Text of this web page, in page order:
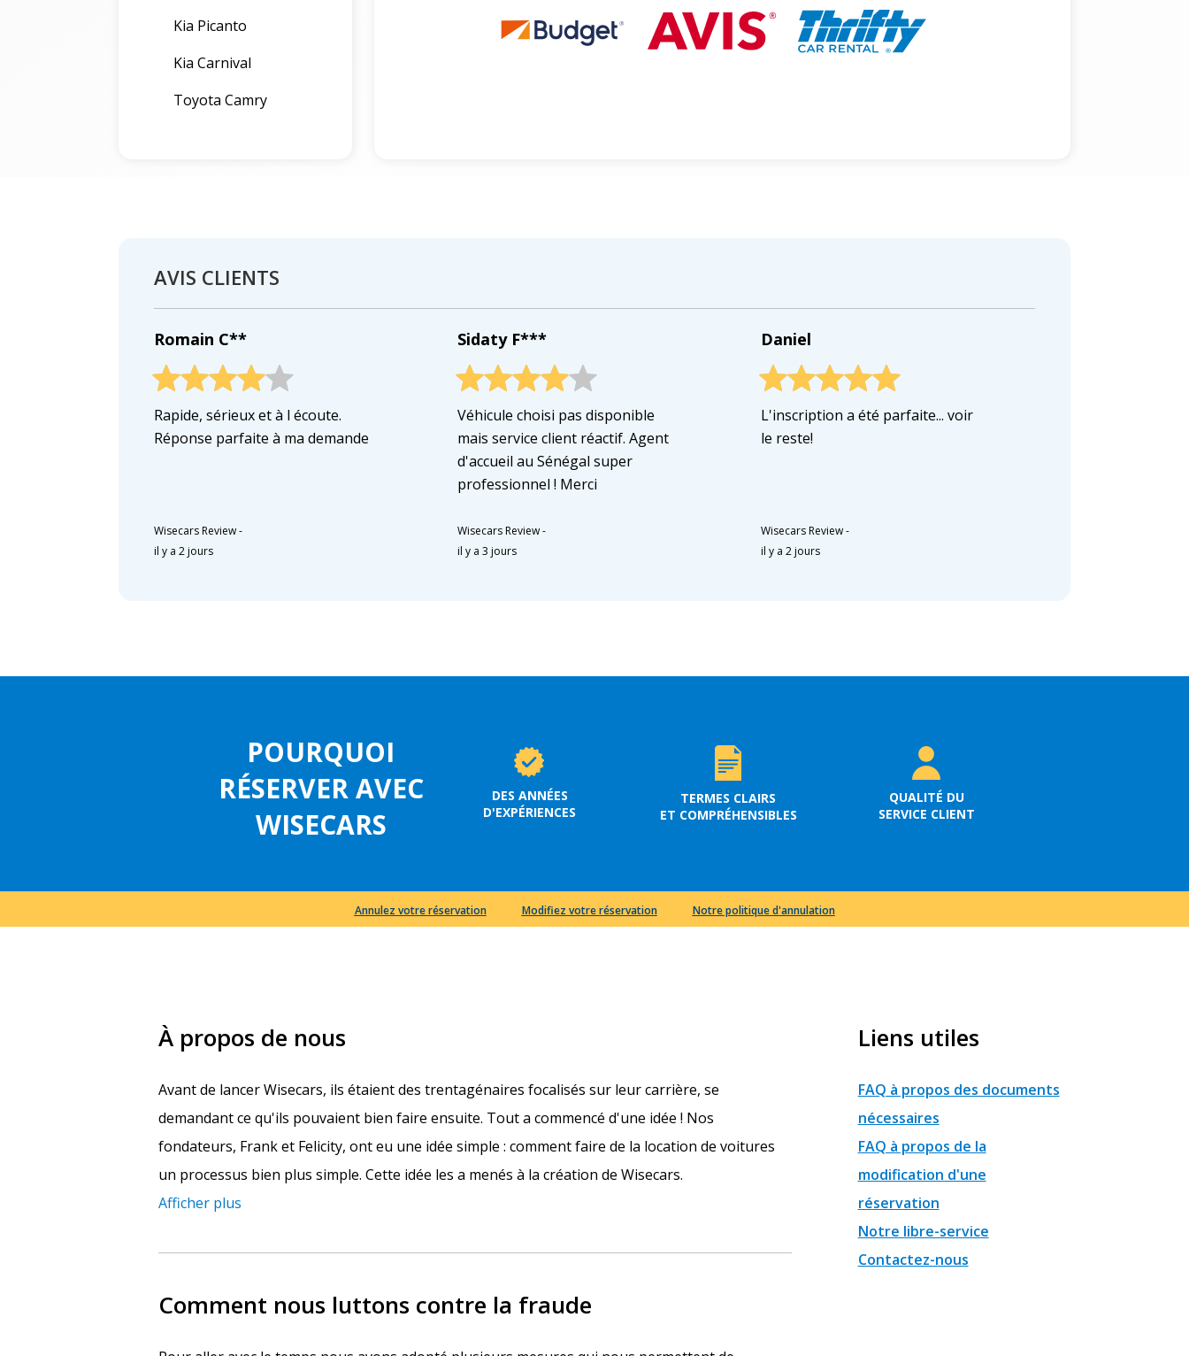
Kia Picanto
Kia Carnival
Toyota Camry
AVIS CLIENTS
Romain C**
Rapide, sérieux et à l écoute.
Réponse parfaite à ma demande
Wisecars Review-
il y a 2 jours
Sidaty F***
Véhicule choisi pas disponible
mais service client réactif. Agent
d'accueil au Sénégal super
professionnel ! Merci
Wisecars Review-
il y a 3 jours
Daniel
L'inscription a été parfaite... voir
le reste!
Wisecars Review-
il y a 2 jours
POURQUOI
RÉSERVER AVEC
WISECARS
DES ANNÉES
D'EXPÉRIENCES
TERMES CLAIRS
ET COMPRÉHENSIBLES
QUALITÉ DU
SERVICE CLIENT
Annulez votre réservation Modifiez votre réservation Notre politique d'annulation
À propos de nous
Avant de lancer Wisecars, ils étaient des trentagénaires focalisés sur leur carrière, se
demandant ce qu'ils pouvaient bien faire ensuite. Tout a commencé d'une idée ! Nos
fondateurs, Frank et Felicity, ont eu une idée simple : comment faire de la location de voitures
un processus bien plus simple. Cette idée les a menés à la création de Wisecars.
Afficher plus
Comment nous luttons contre la fraude
Liens utiles
FAQ à propos des documents
nécessaires
FAQ à propos de la
modification d'une
réservation
Notre libre-service
Contactez-nous